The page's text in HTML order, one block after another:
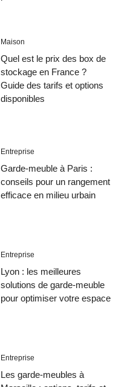
Maison
Quel est le prix des box de
stockage en France ?
Guide des tarifs et options
disponibles
Entreprise
Garde-meuble à Paris :
conseils pour un rangement
efficace en milieu urbain
Entreprise
Lyon : les meilleures
solutions de garde-meuble
pour optimiser votre espace
Entreprise
Les garde-meubles à